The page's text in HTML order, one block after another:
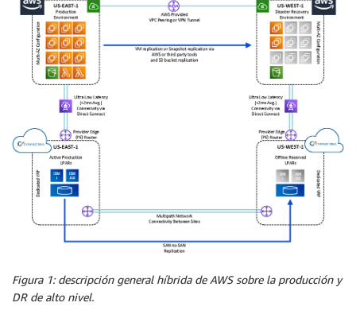
Figura 1: descripción general híbrida de AWS sobre la producción y
DR de alto nivel.